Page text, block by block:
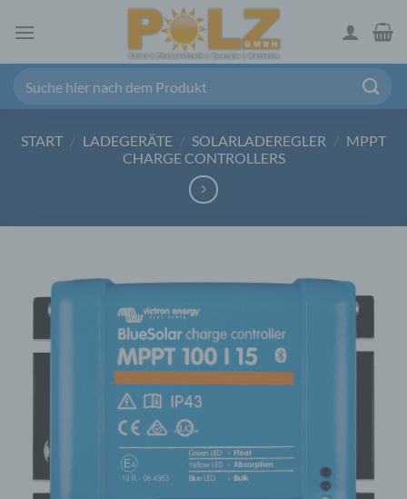
Inhalt
START / LADEGERÄTE / SOLARLADEREGLER / MPPT
CHARGE CONTROLLERS